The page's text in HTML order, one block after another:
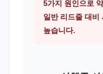
5가지 원인으로
일반 리드줄 대비
높습니다.